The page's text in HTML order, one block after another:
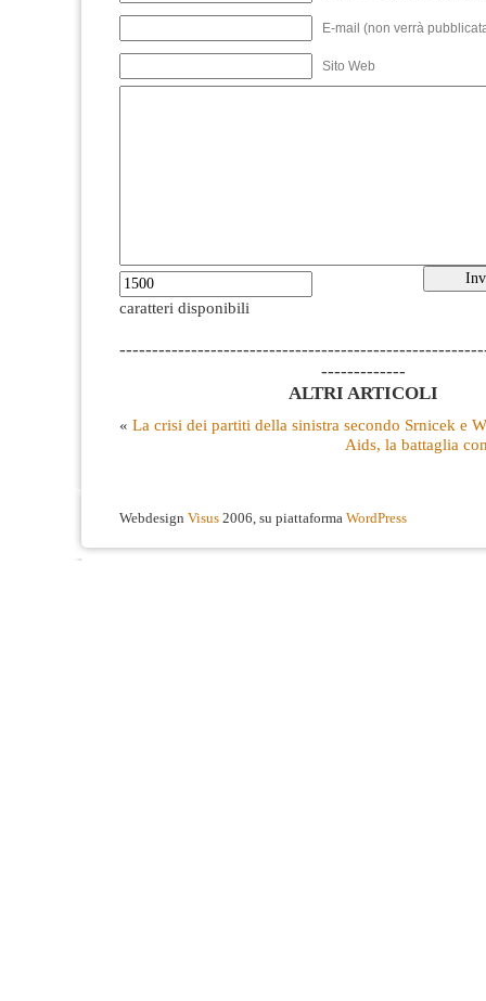
E-mail (non verrà
Sito Web
caratteri disponibili
-------------
ALTRI ARTICOLI
« La crisi dei partiti della sinistra secondo Srnicek e
Aids, la battaglia
Webdesign Visus 2006, su piattaforma WordPress